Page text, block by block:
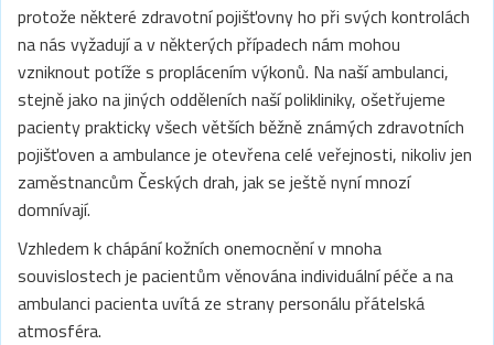
protože některé zdravotní pojišťovny ho při svých kontrolách
na nás vyžadují a v některých případech nám mohou
vzniknout potíže s proplácením výkonů. Na naší ambulanci,
stejně jako na jiných odděleních naší polikliniky, ošetřujeme
pacienty prakticky všech větších běžně známých zdravotních
pojišťoven a ambulance je otevřena celé veřejnosti, nikoliv jen
zaměstnancům Českých drah, jak se ještě nyní mnozí
domnívají.
Vzhledem k chápání kožních onemocnění v mnoha
souvislostech je pacientům věnována individuální péče a na
ambulanci pacienta uvítá ze strany personálu přátelská
atmosféra.